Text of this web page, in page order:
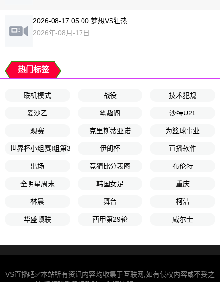
2026-08-17 05:00 梦想VS狂热
2026年-08月-17日
热门标签
联机模式 战役 技术犯规
爱沙乙 笔趣阁 沙特U21
观赛 克里斯蒂亚诺 为篮球事业
世界杯小组赛I组第3轮 伊朗杯 直播软件
出场 竞猜比分表图 布伦特
全明星周末 韩国女足 重庆
林晨 舞台 柯洁
华盛顿联 西甲第29轮 威尔士
VS直播吧✅本站所有资讯内容均收集于互联网,如有侵权内容或不妥之